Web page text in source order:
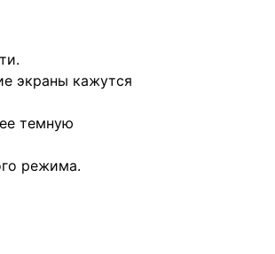
экраны кажутся
темную
режима.